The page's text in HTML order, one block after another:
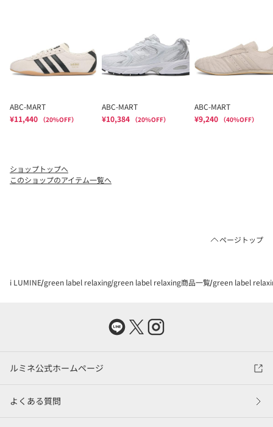
ショップトップへ
このショップのアイテム一覧へ
ページトップ
i LUMINE green label relaxing green label relaxing商品一覧 green label
ルミネ公式ホームページ
よくある質問